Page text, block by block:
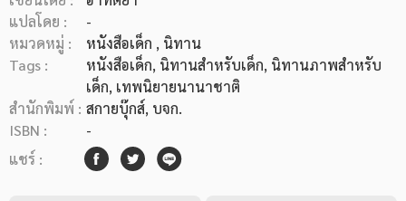
หมวดหมู่หนังสือ
หมวดหมู่ยอดนิยม
แปลโดย :
-
หมวดหมู่ :
หนังสือเด็ก , นิทาน
Tags :
หนังสือเด็ก, นิทานสำหรับเด็ก, นิทานภาพสำหรับ
เด็ก, เทพนิยายนานาชาติ
สำนักพิมพ์ : สกายบุ๊กส์, บจก.
ISBN :
-
แชร์ :